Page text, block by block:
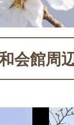
会館